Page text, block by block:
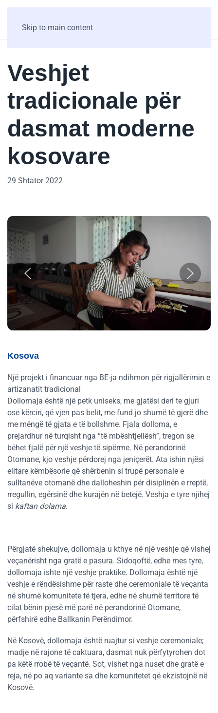
Skip to main content
Veshjet
tradicionale për
dasmat moderne
kosovare
29 Shtator 2022
Kosova
Një projekt i financuar nga BE-ja ndihmon për rigjallërimin e
artizanatit tradicional
Dollomaja është një petk uniseks, me gjatësi deri te gjuri
ose kërciri, që vjen pas belit, me fund jo shumë të gjerë dhe
me mëngë të gjata e të bollshme. Fjala dolloma, e
prejardhur në turqisht nga “të mbështjellësh”, tregon se
bëhet fjalë për një veshje të sipërme. Në perandorinë
Otomane, kjo veshje përdorej nga jeniçerët. Ata ishin njësi
elitare këmbësorie që shërbenin si trupë personale e
sulltanëve otomanë dhe dalloheshin për disiplinën e rreptë,
rregullin, egërsinë dhe kurajën në betejë. Veshja e tyre njihej
si kaftan dolama.
Përgjatë shekujve, dollomaja u kthye në një veshje që vishej
veçanërisht nga gratë e pasura. Sidoqoftë, edhe mes tyre,
dollomaja ishte një veshje praktike. Dollomaja është një
veshje e rëndësishme për raste dhe ceremoniale të veçanta
në shumë komunitete të tjera, edhe në shumë territore të
cilat bënin pjesë më parë në perandorinë Otomane,
përfshirë edhe Ballkanin Perëndimor.
Në Kosovë, dollomaja është ruajtur si veshje ceremoniale;
madje në rajone të caktuara, dasmat nuk përfytyrohen dot
pa këtë rrobë të veçantë. Sot, vishet nga nuset dhe gratë e
reja, në po aq variante sa dhe komunitetet që ekzistojnë në
Kosovë.